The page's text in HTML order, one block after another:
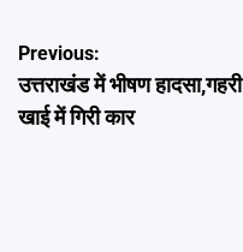
Post
navigation
Previous:
उत्तराखंड में भीषण हादसा,गहरी
खाई में गिरी कार